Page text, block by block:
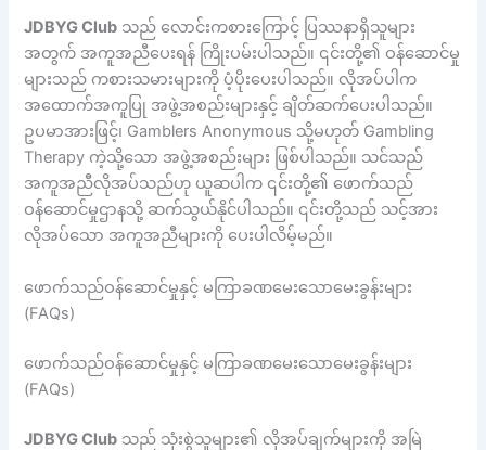
JDBYG Club သည် လောင်းကစားကြောင့် ပြဿနာရှိသူများ
အတွက် အကူအညီပေးရန် ကြိုးပမ်းပါသည်။ ၎င်းတို့၏ ဝန်ဆောင်မှု
များသည် ကစားသမားများကို ပံ့ပိုးပေးပါသည်။ လိုအပ်ပါက
အထောက်အကူပြု အဖွဲ့အစည်းများနှင့် ချိတ်ဆက်ပေးပါသည်။
ဥပမာအားဖြင့်၊ Gamblers Anonymous သို့မဟုတ် Gambling
Therapy ကဲ့သို့သော အဖွဲ့အစည်းများ ဖြစ်ပါသည်။ သင်သည်
အကူအညီလိုအပ်သည်ဟု ယူဆပါက ၎င်းတို့၏ ဖောက်သည်
ဝန်ဆောင်မှုဌာနသို့ ဆက်သွယ်နိုင်ပါသည်။ ၎င်းတို့သည် သင့်အား
လိုအပ်သော အကူအညီများကို ပေးပါလိမ့်မည်။
ဖောက်သည်ဝန်ဆောင်မှုနှင့် မကြာခဏမေးသောမေးခွန်းများ
(FAQs)
ဖောက်သည်ဝန်ဆောင်မှုနှင့် မကြာခဏမေးသောမေးခွန်းများ
(FAQs)
JDBYG Club သည် သုံးစွဲသူများ၏ လိုအပ်ချက်များကို အမြဲ